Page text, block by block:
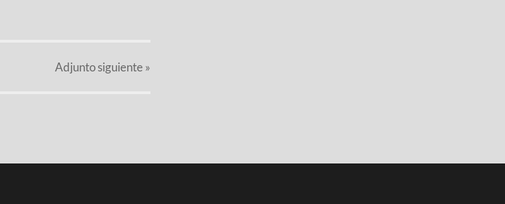
Adjuntosiguiente »